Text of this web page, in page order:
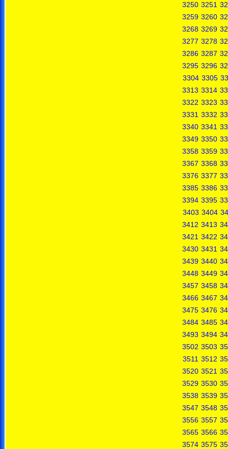
3250 3251
3259 3260
3268 3269
3277 3278
3286 3287
3295 3296
3304 3305
3313 3314
3322 3323
3331 3332
3340 3341
3349 3350
3358 3359
3367 3368
3376 3377
3385 3386
3394 3395
3403 3404
3412 3413
3421 3422
3430 3431
3439 3440
3448 3449
3457 3458
3466 3467
3475 3476
3484 3485
3493 3494
3502 3503
3511 3512
3520 3521
3529 3530
3538 3539
3547 3548
3556 3557
3565 3566
3574 3575